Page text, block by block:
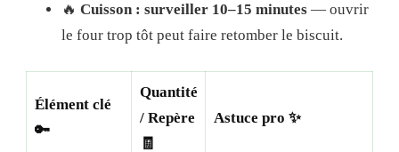
🔥 Cuisson : surveiller 10–15 minutes — ouvrir
le four trop tôt peut faire retomber le biscuit.
Élément clé
🔑
Quantité
/ Repère
🧾
Astuce pro ✨